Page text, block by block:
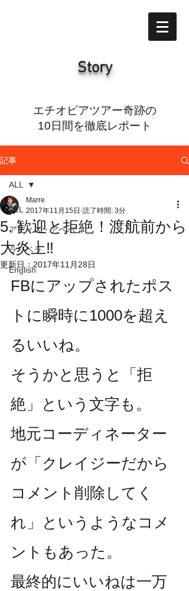
Story
エチオピアツアー奇跡の
10日間を徹底レポート
記事
ALL
アディス・アベバ
ラリベラ
English
ALL
5. 歓迎と拒絶！渡航前から
大炎上‼️
Marre
2017年11月15日 読了時間: 3分
更新日： 2017年11月28日
FBにアップされたポス
トに瞬時に1000を超え
るいいね。
そうかと思うと「拒
絶」という文字も。
地元コーディネーター
が「クレイジーだから
コメント削除してく
れ」というようなコメ
ントもあった。
最終的にいいねは一万